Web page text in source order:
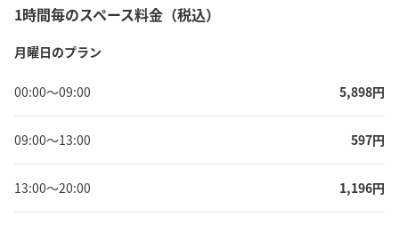
1時間毎のスペース料金（税込）
月曜日のプラン
00:00〜09:00 5,898円
09:00〜13:00 597円
13:00〜20:00 1,196円